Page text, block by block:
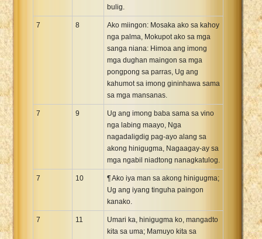
bulig.
7 8
Ako miingon: Mosaka ako sa kahoy
nga palma, Mokupot ako sa mga
sanga niana: Himoa ang imong
mga dughan maingon sa mga
pongpong sa parras, Ug ang
kahumot sa imong gininhawa sama
sa mga mansanas.
7 9
Ug ang imong baba sama sa vino
nga labing maayo, Nga
nagadaligdig pag-ayo alang sa
akong hinigugma, Nagaagay-ay sa
mga ngabil niadtong nanagkatulog.
7 10
¶ Ako iya man sa akong hinigugma;
Ug ang iyang tinguha paingon
kanako.
7 11
Umari ka, hinigugma ko, mangadto
kita sa uma; Mamuyo kita sa